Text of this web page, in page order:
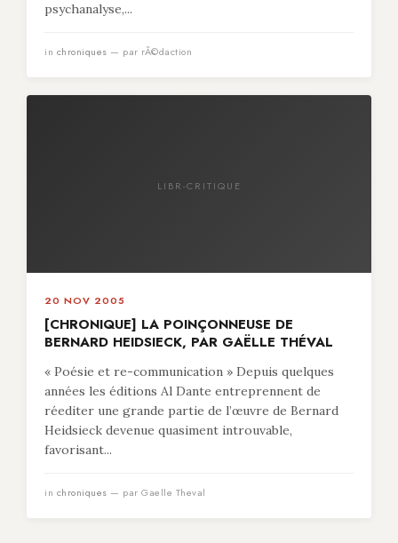
psychanalyse,...
in chroniques — par rÃ©daction
LIBR-CRITIQUE
20 NOV 2005
[CHRONIQUE] LA POINÇONNEUSE DE
BERNARD HEIDSIECK, PAR GAËLLE THÉVAL
« Poésie et re-communication » Depuis quelques
années les éditions Al Dante entreprennent de
réediter une grande partie de l’œuvre de Bernard
Heidsieck devenue quasiment introuvable,
favorisant...
in chroniques — par Gaelle Theval